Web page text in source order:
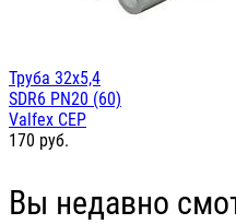
Труба 32х5,4
SDR6 PN20 (60)
Valfex СЕР
170 руб.
Вы недавно